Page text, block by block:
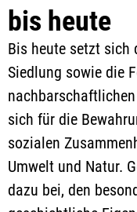
bis heute
Bis heute setzt sich
Siedlung sowie die
sich für die
sozialen
Umwelt und Natur.
dazu bei, den